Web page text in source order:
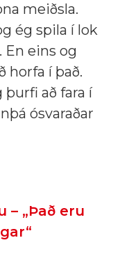
meiðsla.
ég spila í lok
En eins og
horfa í það.
að fara í
ósvaraðar
– „Það eru